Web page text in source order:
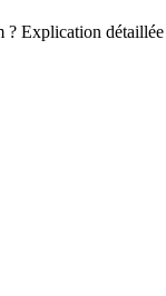
Explication